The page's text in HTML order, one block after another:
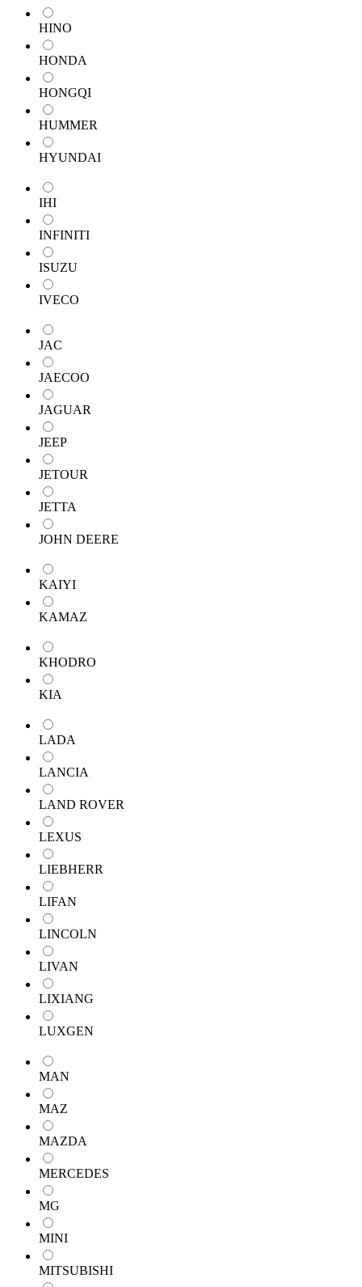
HINO
HONDA
HONGQI
HUMMER
HYUNDAI
IHI
INFINITI
ISUZU
IVECO
JAC
JAECOO
JAGUAR
JEEP
JETOUR
JETTA
JOHN DEERE
KAIYI
KAMAZ
KHODRO
KIA
LADA
LANCIA
LAND ROVER
LEXUS
LIEBHERR
LIFAN
LINCOLN
LIVAN
LIXIANG
LUXGEN
MAN
MAZ
MAZDA
MERCEDES
MG
MINI
MITSUBISHI